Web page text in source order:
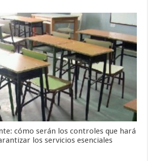
cómo serán los controles que hará
los servicios esenciales